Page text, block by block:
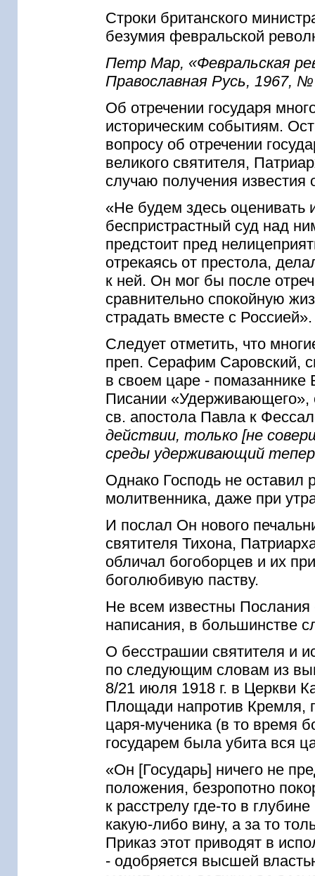
Строки британского
безумия февральской
Петр Мар, «Февральская
Православная Русь, 1967,
Об отречении государя
историческим событиям.
вопросу об отречении
великого святителя,
случаю получения известия
«Не будем здесь оценивать
беспристрастный суд над
предстоит пред
отрекаясь от престола,
к ней. Он мог бы после
сравнительно спокойную
страдать вместе с Россией».
Следует отметить, что
преп. Серафим Саровский,
в своем царе -
Писании «Удерживающего»,
св. апостола Павла к
действии, только [не
среды удерживающий
Однако Господь не оставил
молитвенника, даже при
И послал Он нового
святителя Тихона,
обличал богоборцев и их
боголюбивую паству.
Не всем известны Послания
написания, в большинстве
О бесстрашии святителя и
по следующим словам из
8/21 июля 1918 г. в Церкви
Площади напротив Кремля,
царя-мученика (в то время
государем была убита вся
«Он [Государь] ничего не
положения, безропотно
к расстрелу где-то в
какую-либо вину, а за то
Приказ этот приводят в
- одобряется высшей